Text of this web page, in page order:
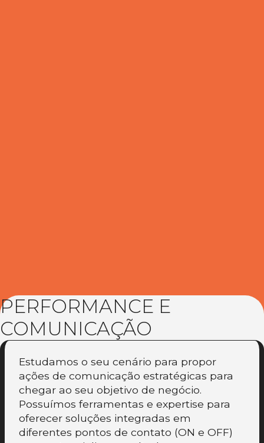
PERFORMANCE E
COMUNICAÇÃO
Estudamos o seu cenário para propor
ações de comunicação estratégicas para
chegar ao seu objetivo de negócio.
Possuímos ferramentas e expertise para
oferecer soluções integradas em
diferentes pontos de contato (ON e OFF)